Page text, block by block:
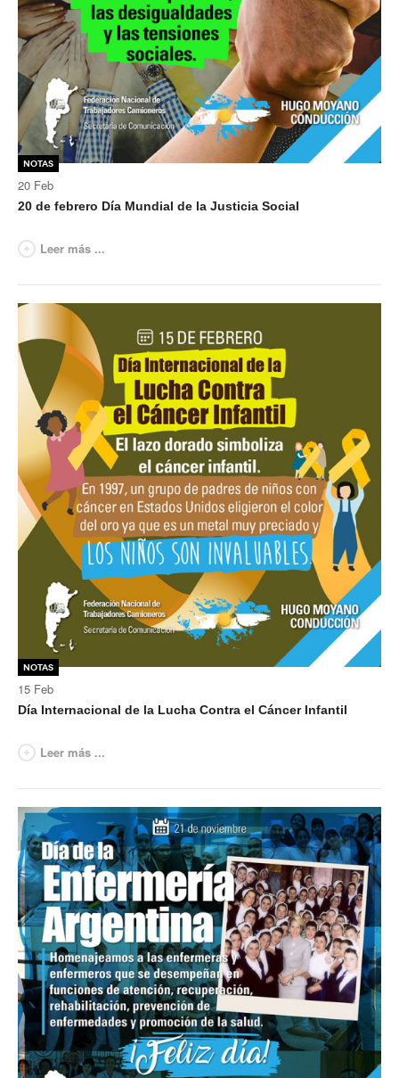
Notas
20 Feb
20 de febrero Día Mundial de la Justicia Social
Leer más ...
Notas
15 Feb
Día Internacional de la Lucha Contra el Cáncer Infantil
Leer más ...